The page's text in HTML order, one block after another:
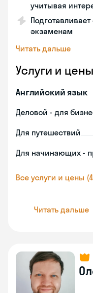
учитывая
экзаменам
Читать дальше
Услуги и цены
Английский язык
Деловой - для
Для путешествий
Для начинающих -
Все услуги и цены
Читать дальше